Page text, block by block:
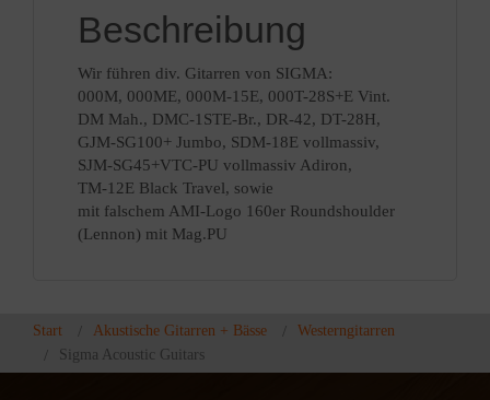
Beschreibung
Wir führen div. Gitarren von SIGMA:
000M, 000ME, 000M-15E, 000T-28S+E Vint.
DM Mah., DMC-1STE-Br., DR-42, DT-28H,
GJM-SG100+ Jumbo, SDM-18E vollmassiv,
SJM-SG45+VTC-PU vollmassiv Adiron,
TM-12E Black Travel, sowie
mit falschem AMI-Logo 160er Roundshoulder
(Lennon) mit Mag.PU
Start Akustische Gitarren + Bässe
Westerngitarren
Sigma Acoustic Guitars